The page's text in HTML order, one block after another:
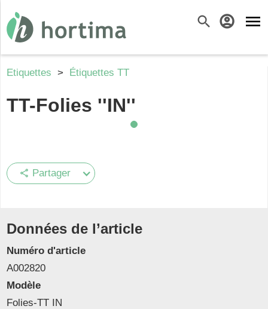
search account_circle menu
Etiquettes > Étiquettes TT
TT-Folies ''IN''
share Partager
Données de l’article
Numéro d'article
A002820
Modèle
Folies-TT IN